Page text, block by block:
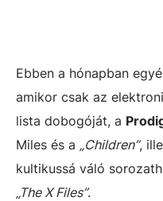
Ebben a hónapban
amikor csak az
lista dobogóját, a
Miles és a „Children”,
kultikussá váló
„The X Files”.